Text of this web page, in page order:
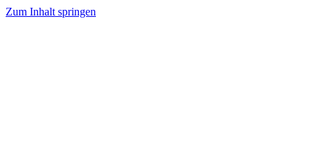
Zum Inhalt springen